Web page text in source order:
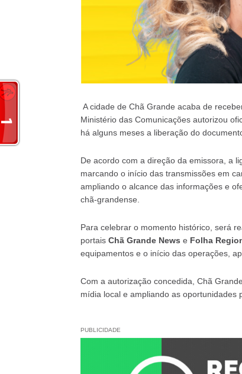
A cidade de Chã Grande acaba de
Ministério das Comunicações autorizou
há alguns meses a liberação do
De acordo com a direção da emissora, a
marcando o início das transmissões em
ampliando o alcance das informações e
chã-grandense.
Para celebrar o momento histórico, será
portais Chã Grande News e Folha
equipamentos e o início das operações,
Com a autorização concedida, Chã
mídia local e ampliando as oportunidades
PUBLICIDADE